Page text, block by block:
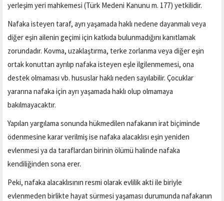
yerleşim yeri mahkemesi (Türk Medeni Kanunu m. 177) yetkilidir.
Nafaka isteyen taraf, ayrı yaşamada haklı nedene dayanmalı veya
diğer eşin ailenin geçimi için katkıda bulunmadığını kanıtlamak
zorundadır. Kovma, uzaklaştırma, terke zorlanma veya diğer eşin
ortak konuttan ayrılıp nafaka isteyen eşle ilgilenmemesi, ona
destek olmaması vb. hususlar haklı neden sayılabilir. Çocuklar
yararına nafaka için ayrı yaşamada haklı olup olmamaya
bakılmayacaktır.
Yapılan yargılama sonunda hükmedilen nafakanın irat biçiminde
ödenmesine karar verilmiş ise nafaka alacaklısı eşin yeniden
evlenmesi ya da taraflardan birinin ölümü halinde nafaka
kendiliğinden sona erer.
Peki, nafaka alacaklısının resmi olarak evlilik akti ile biriyle
evlenmeden birlikte hayat sürmesi yaşaması durumunda nafakanın